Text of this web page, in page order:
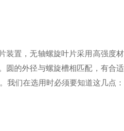
装置，无轴螺旋叶片采用高强度
圆的外径与螺旋槽相匹配，有合
我们在选用时必须要知道这几点：